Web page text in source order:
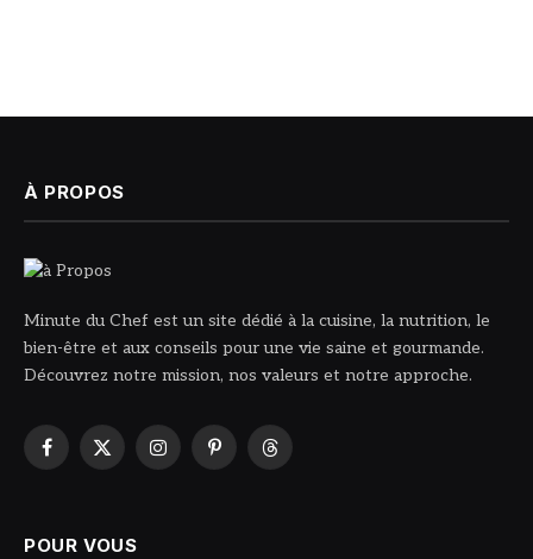
À PROPOS
Minute du Chef est un site dédié à la cuisine, la nutrition, le
bien-être et aux conseils pour une vie saine et gourmande.
Découvrez notre mission, nos valeurs et notre approche.
Facebook
X
InstagramPinterestThreads
POUR VOUS